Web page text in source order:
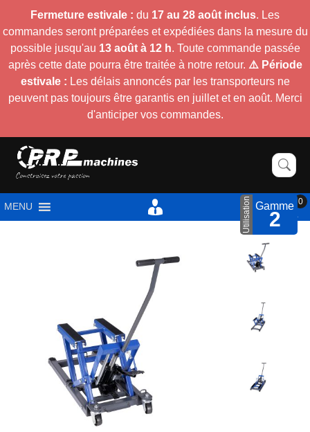
Fermeture estivale : du 17 au 28 août inclus. Les
commandes seront préparées et expédiées dans la mesure du
possible jusqu'au 13 août à 12 h. Toute commande passée
après cette date pourra être traitée à notre retour. ⚠️ Période
estivale : Les délais annoncés par les transporteurs ne
peuvent pas toujours être garantis en juillet et en août. Merci
d'anticiper vos commandes.
MENU 0
Utilisation Gamme
2